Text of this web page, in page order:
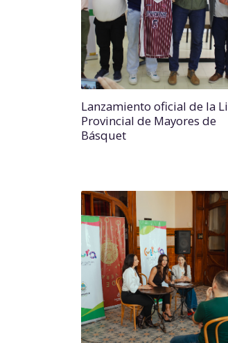
Lanzamiento oficial de la
Provincial de Mayores de
Básquet